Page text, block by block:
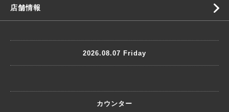
店舗情報
2026.08.07 Friday
カウンター